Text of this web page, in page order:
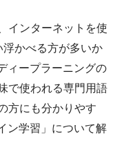
インターネットを使
かべる方が多いか
ィープラーニングの
で使われる専門用語
方にも分かりやす
ン学習」について解